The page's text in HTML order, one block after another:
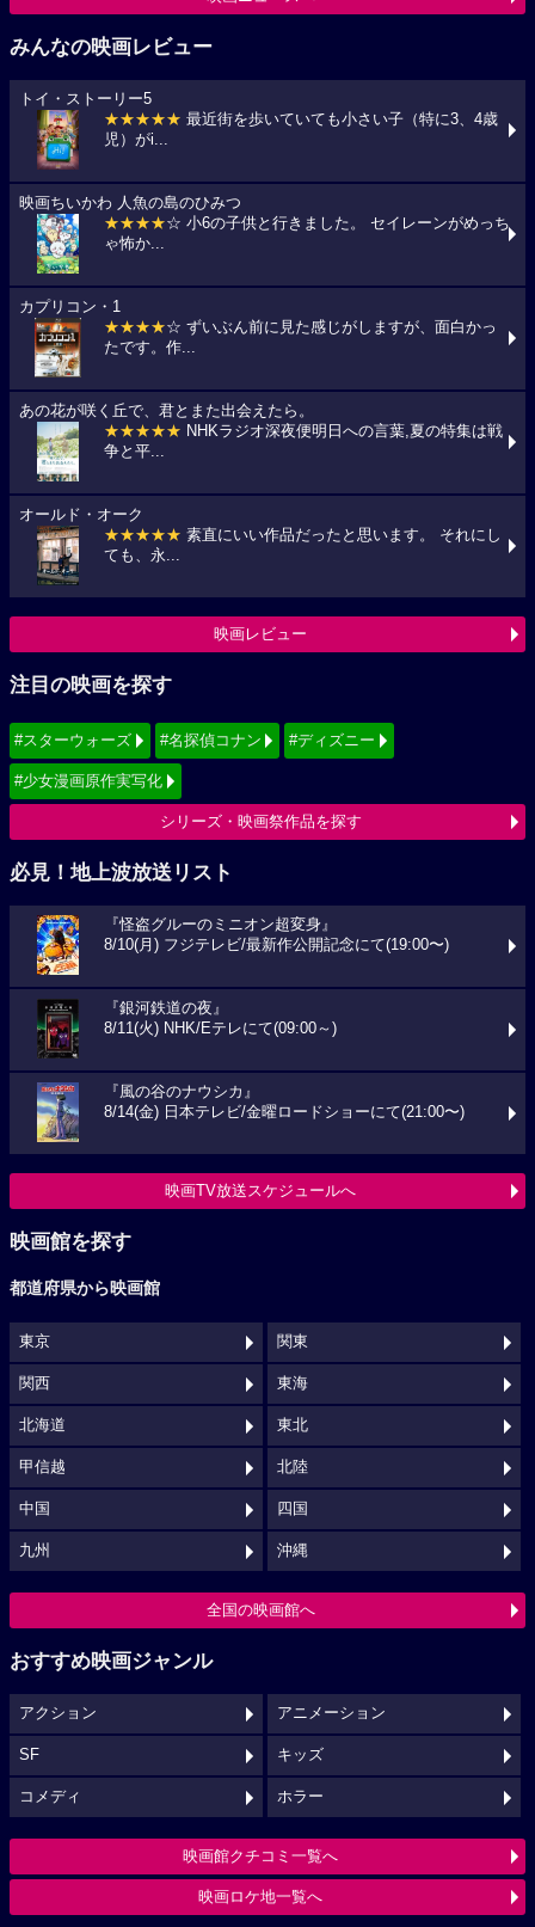
みんなの映画レビュー
トイ・ストーリー5
★★★★★ 最近街を歩いていても小さい子（特に3、4歳
児）がi...
映画ちいかわ 人魚の島のひみつ
★★★★☆ 小6の子供と行きました。 セイレーンがめっち
ゃ怖か...
カプリコン・1
★★★★☆ ずいぶん前に見た感じがしますが、面白かっ
たです。作...
あの花が咲く丘で、君とまた出会えたら。
★★★★★ NHKラジオ深夜便明日への言葉,夏の特集は戦
争と平...
オールド・オーク
★★★★★ 素直にいい作品だったと思います。 それにし
ても、永...
映画レビュー
注目の映画を探す
#スターウォーズ #名探偵コナン #ディズニー
#少女漫画原作実写化
シリーズ・映画祭作品を探す
必見！地上波放送リスト
『怪盗グルーのミニオン超変身』
8/10(月) フジテレビ/最新作公開記念にて(19:00〜)
『銀河鉄道の夜』
8/11(火) NHK/Eテレにて(09:00～)
『風の谷のナウシカ』
8/14(金) 日本テレビ/金曜ロードショーにて(21:00〜)
映画TV放送スケジュールへ
映画館を探す
都道府県から映画館
東京 関東
関西 東海
北海道 東北
甲信越 北陸
中国 四国
九州 沖縄
全国の映画館へ
おすすめ映画ジャンル
アクション アニメーション
SF キッズ
コメディ ホラー
映画館クチコミ一覧へ
映画ロケ地一覧へ